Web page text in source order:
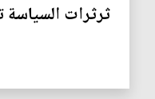
ثرثرات